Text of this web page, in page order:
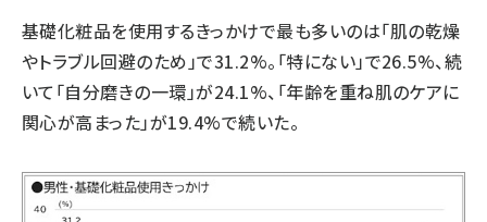
基礎化粧品を使用するきっかけで最も多いのは「肌の乾燥
やトラブル回避のため」で31.2%。「特にない」で26.5%、続
いて「自分磨きの一環」が24.1%、「年齢を重ね肌のケアに
関心が高まった」が19.4%で続いた。